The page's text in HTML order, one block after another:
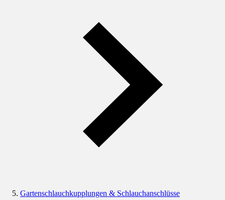
Gartenschlauchkupplungen & Schlauchanschlüsse